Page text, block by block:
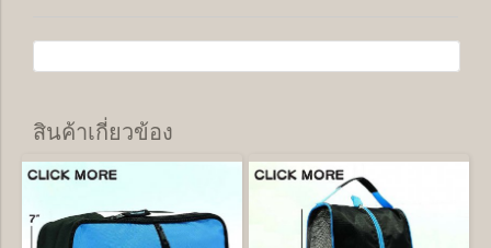
สินค้าเกี่ยวข้อง